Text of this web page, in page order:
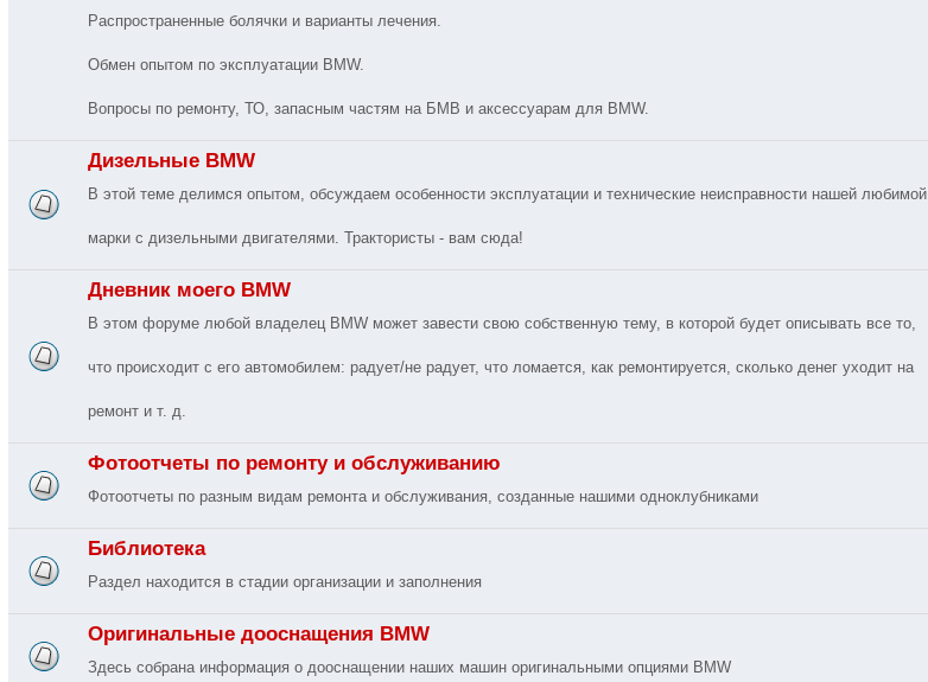
Распространенные болячки и варианты лечения.
Обмен опытом по эксплуатации BMW.
Вопросы по ремонту, ТО, запасным частям на БМВ и аксессуарам для BMW.
Дизельные BMW
В этой теме делимся опытом, обсуждаем особенности эксплуатации и технические неисправности нашей любимой
марки с дизельными двигателями. Трактористы - вам сюда!
Дневник моего BMW
В этом форуме любой владелец BMW может завести свою собственную тему, в которой будет описывать все то,
что происходит с его автомобилем: радует/не радует, что ломается, как ремонтируется, сколько денег уходит на
ремонт и т. д.
Фотоотчеты по ремонту и обслуживанию
Фотоотчеты по разным видам ремонта и обслуживания, созданные нашими одноклубниками
Библиотека
Раздел находится в стадии организации и заполнения
Оригинальные дооснащения BMW
Здесь собрана информация о дооснащении наших машин оригинальными опциями BMW